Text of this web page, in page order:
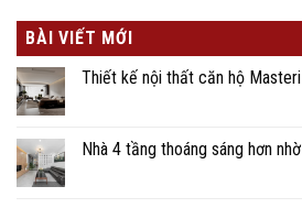
BÀI VIẾT MỚI
Thiết kế nội thất căn hộ
Nhà 4 tầng thoáng sáng hơn